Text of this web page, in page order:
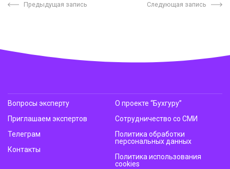
Предыдущая запись Следующая запись
Вопросы эксперту
Приглашаем экспертов
Телеграм
Контакты
О проекте “Бухгуру”
Сотрудничество со СМИ
Политика обработки
персональных данных
Политика использования
cookies